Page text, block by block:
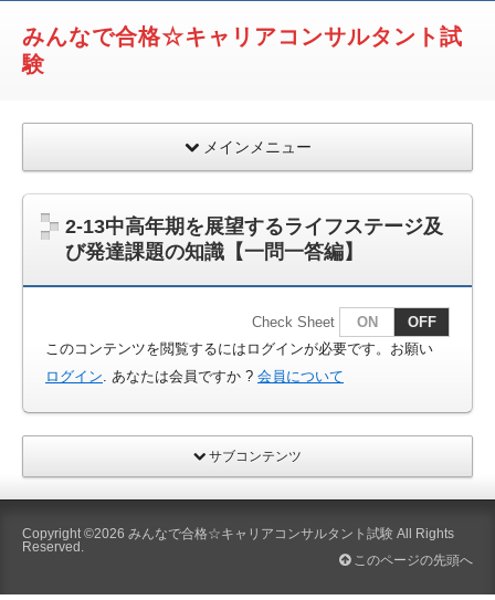
みんなで合格☆キャリアコンサルタント試
験
メインメニュー
2-13中高年期を展望するライフステージ及
び発達課題の知識【一問一答編】
Check Sheet ON
OFF
このコンテンツを閲覧するにはログインが必要です。お願い
ログイン. あなたは会員ですか ? 会員について
サブコンテンツ
Copyright ©2026 みんなで合格☆キャリアコンサルタント試験 All Rights
Reserved.
このページの先頭へ